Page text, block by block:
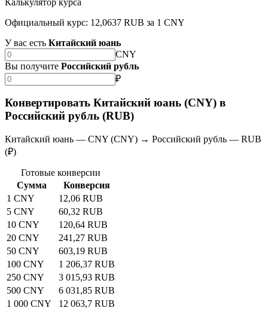
Официальный курс: 12,0637 RUB за 1 CNY
У вас есть Китайский юань
CNY
Вы получите Российский рубль
₽
Конвертировать Китайский юань (CNY) в
Российский рубль (RUB)
Китайский юань — CNY (CNY) → Российский рубль — RUB
(₽)
Готовые конверсии
Сумма
Конверсия
1 CNY
12,06 RUB
5 CNY
60,32 RUB
10 CNY
120,64 RUB
20 CNY
241,27 RUB
50 CNY
603,19 RUB
100 CNY
1 206,37 RUB
250 CNY
3 015,93 RUB
500 CNY
6 031,85 RUB
1 000 CNY
12 063,7 RUB